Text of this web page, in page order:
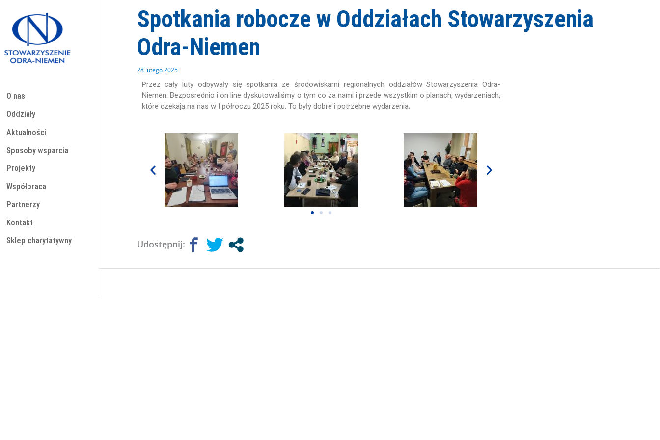
treści
O nas
Oddziały
Aktualności
Sposoby wsparcia
Projekty
Współpraca
Partnerzy
Kontakt
Sklep charytatywny
Spotkania robocze w Oddziałach Stowarzyszenia
Odra-Niemen
28 lutego 2025
Przez cały luty odbywały się spotkania ze środowiskami regionalnych oddziałów Stowarzyszenia Odra-
Niemen. Bezpośrednio i on line dyskutowaliśmy o tym co za nami i przede wszystkim o planach, wydarzeniach,
które czekają na nas w I półroczu 2025 roku. To były dobre i potrzebne wydarzenia.
Udostępnij: